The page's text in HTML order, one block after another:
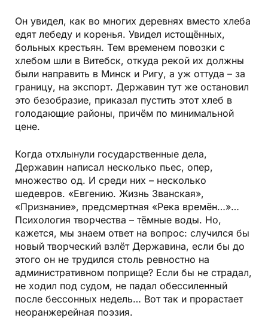
Он увидел, как во многих деревнях вместо хлеба
едят лебеду и коренья. Увидел истощённых,
больных крестьян. Тем временем повозки с
хлебом шли в Витебск, откуда рекой их должны
были направить в Минск и Ригу, а уж оттуда – за
границу, на экспорт. Державин тут же остановил
это безобразие, приказал пустить этот хлеб в
голодающие районы, причём по минимальной
цене.
Когда отхлынули государственные дела,
Державин написал несколько пьес, опер,
множество од. И среди них – несколько
шедевров. «Евгению. Жизнь Званская»,
«Признание», предсмертная «Река времён…»…
Психология творчества – тёмные воды. Но,
кажется, мы знаем ответ на вопрос: случился бы
новый творческий взлёт Державина, если бы до
этого он не трудился столь ревностно на
административном поприще? Если бы не страдал,
не ходил под судом, не падал обессиленный
после бессонных недель… Вот так и прорастает
неоранжерейная поэзия.